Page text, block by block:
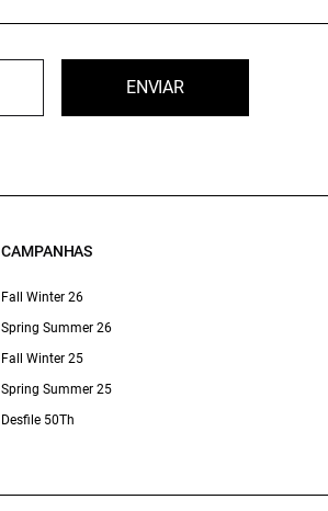
ENVIAR
CAMPANHAS
Fall Winter 26
Spring Summer 26
Fall Winter 25
Spring Summer 25
Desfile 50Th